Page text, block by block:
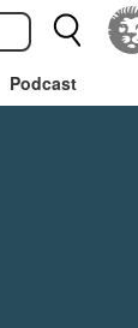
Podcast